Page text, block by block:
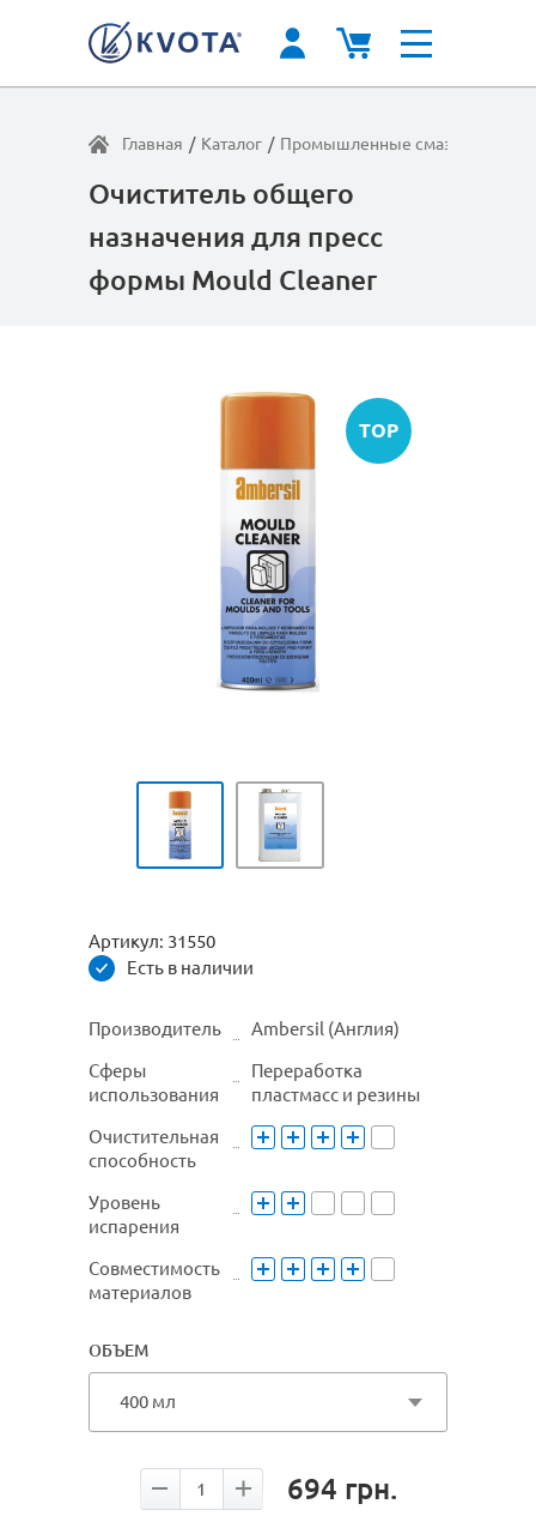
Главная / Каталог / Промышленные смазки
Очиститель общего
назначения для пресс
формы Mould Cleaner
TOP
Артикул: 31550
Есть в наличии
Производитель Ambersil (Англия)
Сферы
использования
Переработка
пластмасс и резины
Очистительная
способность
Уровень
испарения
Совместимость
материалов
ОБЪЕМ
400 мл
694 грн.